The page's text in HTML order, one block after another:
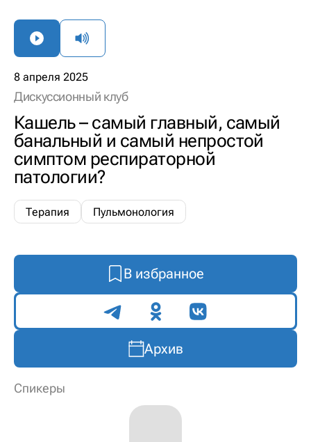
8 апреля 2025
Дискуссионный клуб
Кашель – самый главный, самый
банальный и самый непростой
симптом респираторной
патологии?
Терапия Пульмонология
В избранное
Поделиться
Архив
Спикеры